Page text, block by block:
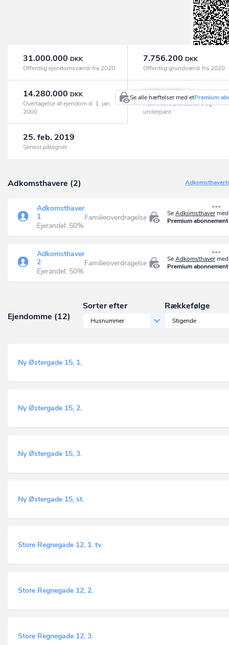
31.000.000 DKK
Offentlig ejendomsværdi fra 2020
7.756.200 DKK
Offentlig grundværdi fra 2020
14.280.000 DKK
Overtagelse af ejendom d. 1. jan.
2000
7.000.000 DKK
Se alle hæftelser med etPremium
Realkredit, pantebreve og
underpant
25. feb. 2019
Senest påtegnet
Adkomsthavere (2)
SeAdkomsthaver
Premium abonnement
Adkomsthaver
1
Ejerandel: 50%
Familieoverdragelse
SeAdkomsthaver
Premium abonnement
Adkomsthaver
2
Ejerandel: 50%
Familieoverdragelse
Ejendomme (12)
Sorter efter
Husnummer
Rækkefølge
Stigende
Ny Østergade 15, 1.
Ny Østergade 15, 2.
Ny Østergade 15, 3.
Ny Østergade 15, st.
Store Regnegade 12, 1. tv
Store Regnegade 12, 2.
Store Regnegade 12, 3.